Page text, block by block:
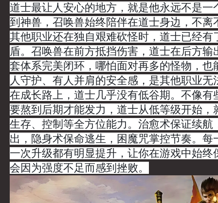
道士最让人安心的地方，就是他永远不是一
到神兽，召唤兽始终陪伴在道士身边，不离
其他职业还在独自艰难砍怪时，道士已经有
盾。召唤兽在前方抵挡伤害，道士在后方输
套体系完美闭环，哪怕面对再多的怪物，也
人守护、有人并肩的安全感，是其他职业无
在成长路上，道士几乎没有低谷期。不像有
要熬到后期才能发力，道士从低等级开始，
生存、控制等全方位能力。治愈术保证续航
出，隐身术保命逃生，困魔咒掌控节奏。每
一次升级都有明显提升，让你在游戏中始终
会因为强度不足而感到挫败。